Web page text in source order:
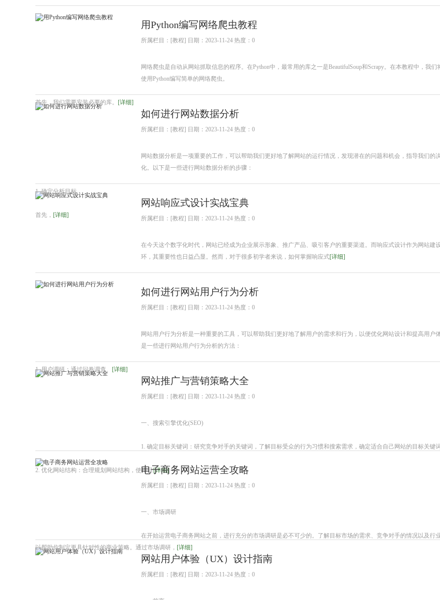
用Python编写网络爬虫教程
所属栏目：[教程] 日期：2023-11-24 热度：0
网络爬虫是自动从网站抓取信息的程序。在Python中，最常用的库之一是BeautifulSoup和Scrapy。在本教程中，我们
使用Python编写简单的网络爬虫。
首先，我们需要安装必要的库。 [详细]
如何进行网站数据分析
所属栏目：[教程] 日期：2023-11-24 热度：0
网站数据分析是一项重要的工作，可以帮助我们更好地了解网站的运行情况，发现潜在的问题和机会，指导我们的
化。以下是一些进行网站数据分析的步骤：
1. 确定分析目标
首先， [详细]
网站响应式设计实战宝典
所属栏目：[教程] 日期：2023-11-24 热度：0
在今天这个数字化时代，网站已经成为企业展示形象、推广产品、吸引客户的重要渠道。而响应式设计作为网站建
环，其重要性也日益凸显。然而，对于很多初学者来说，如何掌握响应式[详细]
如何进行网站用户行为分析
所属栏目：[教程] 日期：2023-11-24 热度：0
网站用户行为分析是一种重要的工具，可以帮助我们更好地了解用户的需求和行为，以便优化网站设计和提高用户
是一些进行网站用户行为分析的方法：
1. 用户调研：通过问卷调查、 [详细]
网站推广与营销策略大全
所属栏目：[教程] 日期：2023-11-24 热度：0
一、搜索引擎优化(SEO)
1. 确定目标关键词：研究竞争对手的关键词，了解目标受众的行为习惯和搜索需求，确定适合自己网站的目标关键
2. 优化网站结构：合理规划网站结构，使得目[详细]
电子商务网站运营全攻略
所属栏目：[教程] 日期：2023-11-24 热度：0
一、市场调研
在开始运营电子商务网站之前，进行充分的市场调研是必不可少的。了解目标市场的需求、竞争对手的情况以及行
以帮助你制定更具针对性的商业策略。通过市场调研， [详细]
网站用户体验（UX）设计指南
所属栏目：[教程] 日期：2023-11-24 热度：0